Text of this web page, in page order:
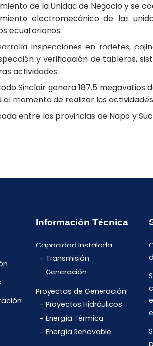
de la Unidad de Negocio y se
electromecánico de las
ecuatorianos.
inspecciones en rodetes,
y verificación de tableros,
actividades.
Sinclair genera 187.5
momento de realizar las
entre las provincias de Napo y
Información Técnica
Capacidad Instalada
Transmisión
Generación
Proyectos de Generación
Proyectos Hidráulicos
Energía Térmica
Energía Renovable